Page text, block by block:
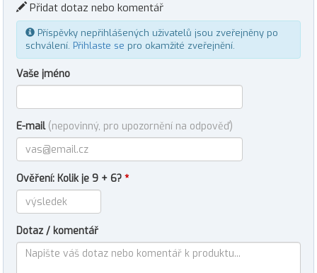
Přidat dotaz nebo komentář
Příspěvky nepřihlášených uživatelů jsou zveřejněny po
schválení. Přihlaste se pro okamžité zveřejnění.
Vaše jméno
E-mail (nepovinný, pro upozornění na odpověď)
Ověření: Kolik je 9 + 6? *
Dotaz / komentář